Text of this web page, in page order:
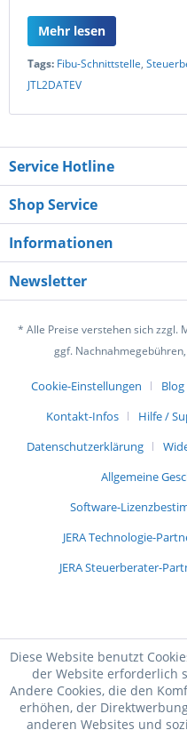
Mehr lesen
Tags: Fibu-Schnittstelle,
JTL2DATEV
Service Hotline
Shop Service
Informationen
Newsletter
* Alle Preise verstehen sich zzgl.
ggf.
Cookie-Einstellungen Blog
Kontakt-Infos
Hilfe /
Datenschutzerklärung
Allgemeine
Software-
JERA Technologie-
JERA Steuerberater-
Diese Website benutzt
der Website erforderlich
Andere Cookies, die den
erhöhen, der
anderen Websites und